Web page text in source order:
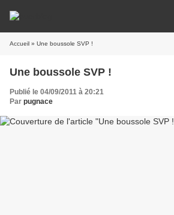
Accueil » Une boussole SVP !
Une boussole SVP !
Publié le 04/09/2011 à 20:21
Par pugnace